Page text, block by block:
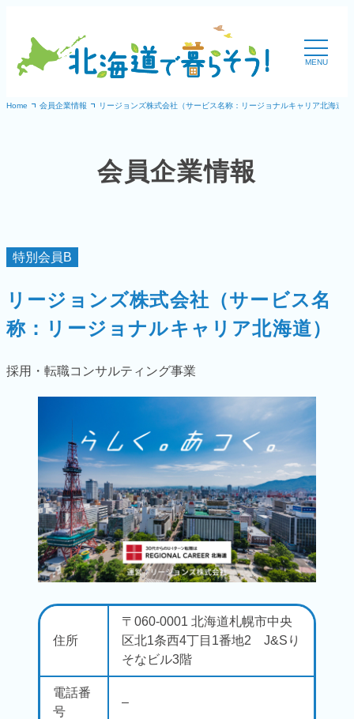
を
MENU
Home 会員企業情報 リージョンズ株式会社（サービス名称：リージョナルキャリア北海道）
会員企業情報
特別会員B
リージョンズ株式会社（サービス名
称：リージョナルキャリア北海道）
採用・転職コンサルティング事業
住所
〒060-0001 北海道札幌市中央
区北1条西4丁目1番地2 J&Sり
そなビル3階
電話番
号
–